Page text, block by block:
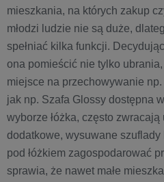
mieszkania, na których zakup
młodzi ludzie nie są duże,
spełniać kilka funkcji.
ona pomieścić nie tylko
miejsce na przechowywanie
jak np. Szafa Glossy dostępna
wyborze łóżka, często
dodatkowe, wysuwane
pod łóżkiem zagospodarować
sprawia, że nawet małe